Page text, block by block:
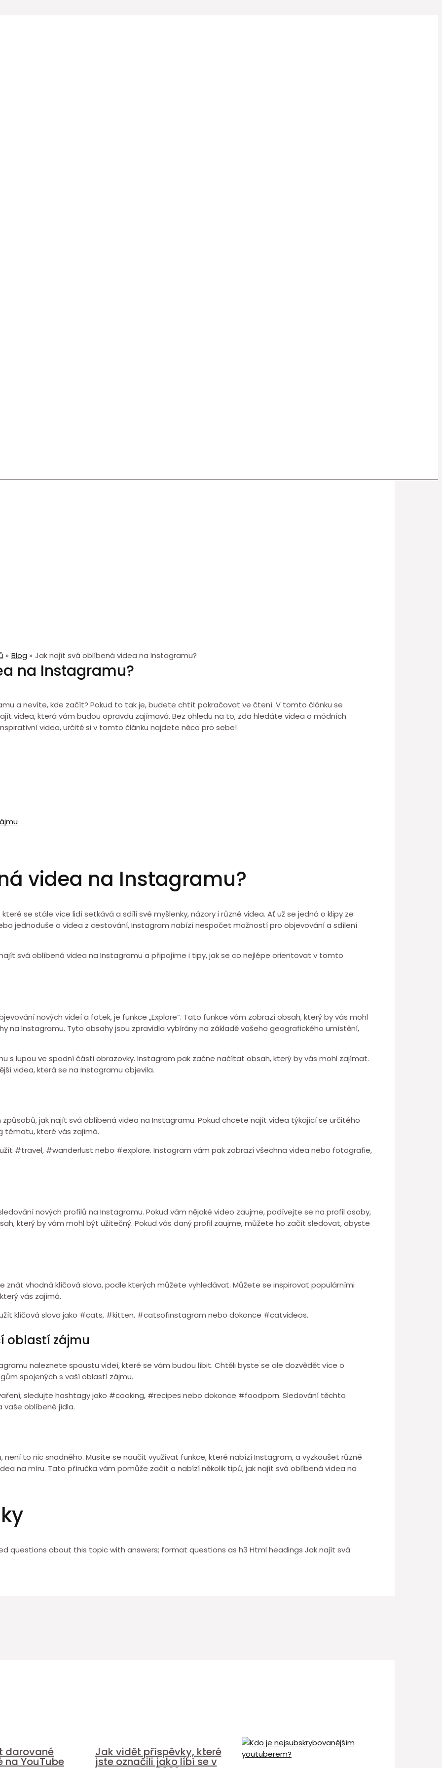
Blog Jak najít svá oblíbená videa na Instagramu?
na Instagramu?
a nevíte, kde začít? Pokud to tak je, budete chtít pokračovat ve čtení. V tomto článku se
videa, která vám budou opravdu zajímavá. Bez ohledu na to, zda hledáte videa o módních
videa, určitě si v tomto článku najdete něco pro sebe!
videa na Instagramu?
se stále více lidí setkává a sdílí své myšlenky, názory i různé videa. Ať už se jedná o klipy ze
jednoduše o videa z cestování, Instagram nabízí nespočet možností pro objevování a sdílení
svá oblíbená videa na Instagramu a připojíme i tipy, jak se co nejlépe orientovat v tomto
nových videí a fotek, je funkce „Explore“. Tato funkce vám zobrazí obsah, který by vás mohl
na Instagramu. Tyto obsahy jsou zpravidla vybírány na základě vašeho geografického umístění,
s lupou ve spodní části obrazovky. Instagram pak začne načítat obsah, který by vás mohl zajímat.
videa, která se na Instagramu objevila.
jak najít svá oblíbená videa na Instagramu. Pokud chcete najít videa týkající se určitého
tématu, které vás zajímá.
#travel, #wanderlust nebo #explore. Instagram vám pak zobrazí všechna videa nebo fotografie,
nových profilů na Instagramu. Pokud vám nějaké video zaujme, podívejte se na profil osoby,
který by vám mohl být užitečný. Pokud vás daný profil zaujme, můžete ho začít sledovat, abyste
vhodná klíčová slova, podle kterých můžete vyhledávat. Můžete se inspirovat populárními
vás zajímá.
klíčová slova jako #cats, #kitten, #catsofinstagram nebo dokonce #catvideos.
oblastí zájmu
naleznete spoustu videí, které se vám budou líbit. Chtěli byste se ale dozvědět více o
spojených s vaší oblastí zájmu.
sledujte hashtagy jako #cooking, #recipes nebo dokonce #foodporn. Sledování těchto
vaše oblíbené jídla.
to nic snadného. Musíte se naučit využívat funkce, které nabízí Instagram, a vyzkoušet různé
na míru. Tato příručka vám pomůže začít a nabízí několik tipů, jak najít svá oblíbená videa na
questions about this topic with answers; format questions as h3 Html headings Jak najít svá
darované
na YouTube
Jak vidět příspěvky, které
jste označili jako líbí se v